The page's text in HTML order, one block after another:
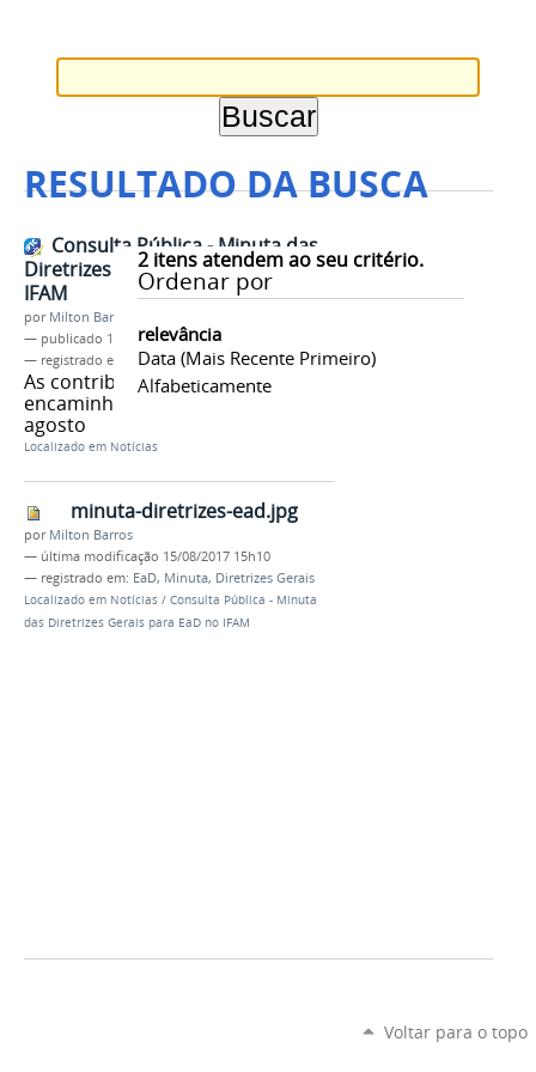
RESULTADO DA BUSCA
2itens atendem ao seu critério.
Ordenar por
relevância
Data (mais Recente Primeiro)
Alfabeticamente
Consulta Pública - Minuta das
Diretrizes Gerais para EaD no
IFAM
por Milton Barros
— publicado 15/08/2017
— registrado em:
EaD,Minuta,Diretrizes Gerais
As contribuições poderão ser
encaminhadas até o dia 30 de
agosto
Localizado em Notícias
minuta-diretrizes-ead.jpg
por Milton Barros
— última modificação 15/08/2017 15h10
— registrado em: EaD, Minuta, Diretrizes Gerais
Localizado em Notícias / Consulta Pública - Minuta
das Diretrizes Gerais para EaD no IFAM
Voltar para o topo